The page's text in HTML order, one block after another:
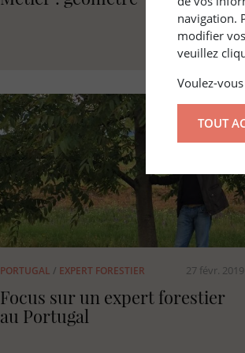
PORTUGAL / EXPERT FORESTIER 27 févr. 2019
Focus sur un expert forestier
au Portugal
navigation.
modifier
veuillez
Voulez-
TOUT